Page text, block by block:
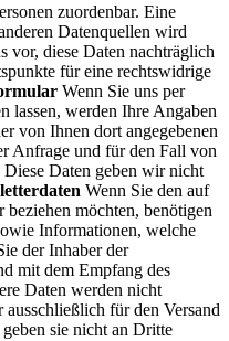
zuordenbar. Eine
Datenquellen wird
vor, diese Daten nachträglich
für eine rechtswidrige
Wenn Sie uns per
lassen, werden Ihre Angaben
von Ihnen dort angegebenen
Anfrage und für den Fall von
Diese Daten geben wir nicht
Wenn Sie den auf
beziehen möchten, benötigen
Informationen, welche
der Inhaber der
mit dem Empfang des
Daten werden nicht
für den Versand
sie nicht an Dritte